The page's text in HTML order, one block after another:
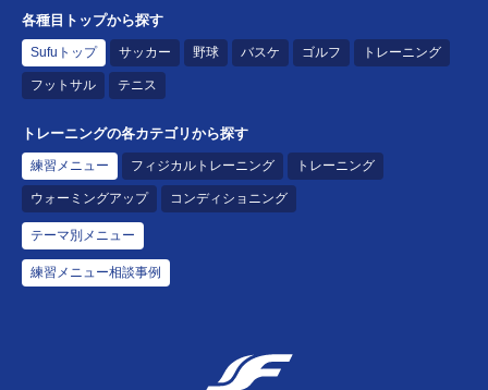
各種目トップから探す
Sufuトップ サッカー 野球 バスケ ゴルフ トレーニング
フットサル テニス
トレーニングの各カテゴリから探す
練習メニュー フィジカルトレーニング トレーニング
ウォーミングアップ コンディショニング
テーマ別メニュー
練習メニュー相談事例